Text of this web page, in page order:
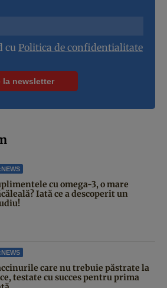
cu Politica de confidentialitate
cu omega-3, o mare
Iată ce a descoperit un
care nu trebuie păstrate la
testate cu succes pentru prima